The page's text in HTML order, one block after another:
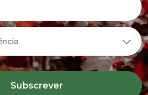
Subscrever